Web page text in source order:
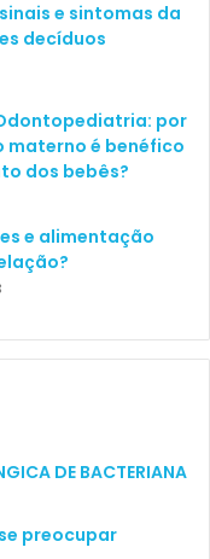
e
e lateralidade, e os
gerando forças
que aquelas
ser até seis
carga sobre a
e a
ao bruxismo
e sintomas da
decíduos
por
materno é benéfico
dos bebês?
e alimentação
DE BACTERIANA
preocupar